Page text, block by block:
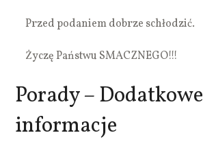
Przed podaniem dobrze schłodzić.
Życzę Państwu SMACZNEGO!!!
Porady – Dodatkowe
informacje